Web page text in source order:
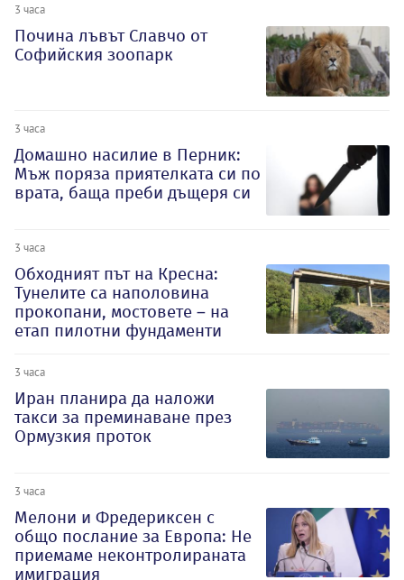
3 часа
Почина лъвът Славчо от
Софийския зоопарк
3 часа
Домашно насилие в Перник:
Мъж поряза приятелката си по
врата, баща преби дъщеря си
3 часа
Обходният път на Кресна:
Тунелите са наполовина
прокопани, мостовете – на
етап пилотни фундаменти
3 часа
Иран планира да наложи
такси за преминаване през
Ормузкия проток
3 часа
Мелони и Фредериксен с
общо послание за Европа: Не
приемаме неконтролираната
имиграция